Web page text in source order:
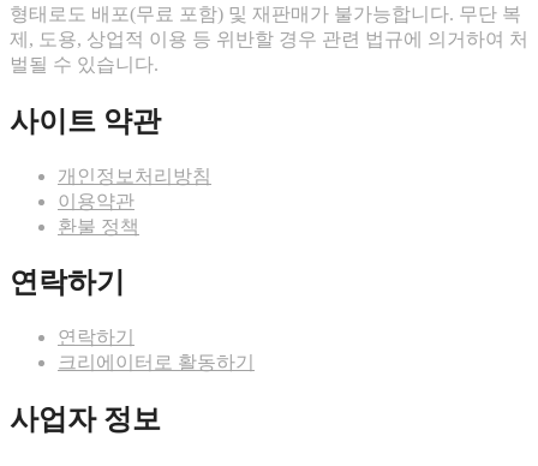
형태로도 배포(무료 포함) 및 재판매가 불가능합니다. 무단 복
제, 도용, 상업적 이용 등 위반할 경우 관련 법규에 의거하여 처
벌될 수 있습니다.
사이트 약관
개인정보처리방침
이용약관
환불 정책
연락하기
연락하기
크리에이터로 활동하기
사업자 정보